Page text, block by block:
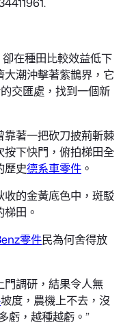
在種田比較效益低下
潮沖擊著紫鵲界，它
交匯處，找到一個新
著一把砍刀披荊斬棘
下快門，俯拍梯田全
歷史德系車零件 。
的金黃底色中，斑駁
田。
零件民為何舍得放
調研，結果令人無
坡度，農機上不去，沒
虧，越種越虧。”